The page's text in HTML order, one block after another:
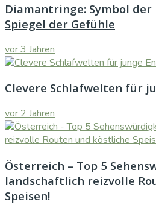
Diamantringe: Symbol
Spiegel der Gefühle
vor 3 Jahren
Clevere Schlafwelten für
vor 2 Jahren
Österreich – Top 5
landschaftlich reizvolle
Speisen!